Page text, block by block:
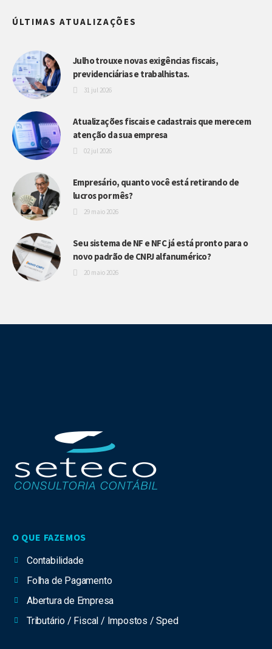
ÚLTIMAS ATUALIZAÇÕES
Julho trouxe novas exigências fiscais,
previdenciárias e trabalhistas.
31 jul 2026
Atualizações fiscais e cadastrais que merecem
atenção da sua empresa
02 jul 2026
Empresário, quanto você está retirando de
lucros por mês?
29 maio 2026
Seu sistema de NF e NFC já está pronto para o
novo padrão de CNPJ alfanumérico?
20 maio 2026
O QUE FAZEMOS
Contabilidade
Folha de Pagamento
Abertura de Empresa
Tributário / Fiscal / Impostos / Sped